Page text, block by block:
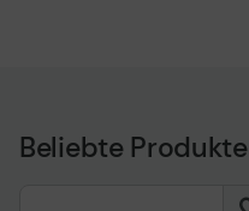
Beliebte Produkte